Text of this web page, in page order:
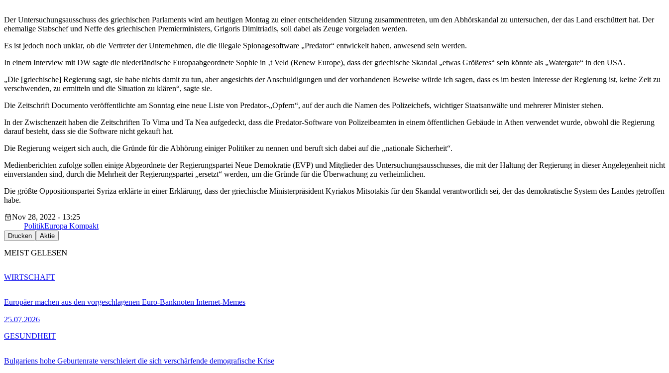
Der Untersuchungsausschuss des griechischen Parlaments wird am heutigen Montag zu einer entscheidenden Sitzung zusammentreten, um den Abhörskandal zu untersuchen, der das Land erschüttert hat. Der
ehemalige Stabschef und Neffe des griechischen Premierministers, Grigoris Dimitriadis, soll dabei als Zeuge vorgeladen werden.
Es ist jedoch noch unklar, ob die Vertreter der Unternehmen, die die illegale Spionagesoftware „Predator“ entwickelt haben, anwesend sein werden.
In einem Interview mit DW sagte die niederländische Europaabgeordnete Sophie in ‚t Veld (Renew Europe), dass der griechische Skandal „etwas Größeres“ sein könnte als „Watergate“ in den USA.
„Die [griechische] Regierung sagt, sie habe nichts damit zu tun, aber angesichts der Anschuldigungen und der vorhandenen Beweise würde ich sagen, dass es im besten Interesse der Regierung ist, keine Zeit zu
verschwenden, zu ermitteln und die Situation zu klären“, sagte sie.
Die Zeitschrift Documento veröffentlichte am Sonntag eine neue Liste von Predator-„Opfern“, auf der auch die Namen des Polizeichefs, wichtiger Staatsanwälte und mehrerer Minister stehen.
In der Zwischenzeit haben die Zeitschriften To Vima und Ta Nea aufgedeckt, dass die Predator-Software von Polizeibeamten in einem öffentlichen Gebäude in Athen verwendet wurde, obwohl die Regierung
darauf besteht, dass sie die Software nicht gekauft hat.
Die Regierung weigert sich auch, die Gründe für die Abhörung einiger Politiker zu nennen und beruft sich dabei auf die „nationale Sicherheit“.
Medienberichten zufolge sollen einige Abgeordnete der Regierungspartei Neue Demokratie (EVP) und Mitglieder des Untersuchungsausschusses, die mit der Haltung der Regierung in dieser Angelegenheit nicht
einverstanden sind, durch die Mehrheit der Regierungspartei „ersetzt“ werden, um die Gründe für die Überwachung zu verheimlichen.
Die größte Oppositionspartei Syriza erklärte in einer Erklärung, dass der griechische Ministerpräsident Kyriakos Mitsotakis für den Skandal verantwortlich sei, der das demokratische System des Landes getroffen
habe.
Nov 28, 2022 - 13:25
PolitikEuropa Kompakt
Drucken Aktie
MEIST GELESEN
Europäer machen aus den vorgeschlagenen Euro-Banknoten Internet-Memes
25.07.2026
WIRTSCHAFT
Bulgariens hohe Geburtenrate verschleiert die sich verschärfende demografische Krise
GESUNDHEIT